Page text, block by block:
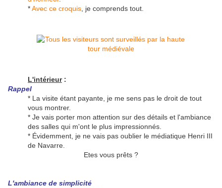
*Avec ce croquis , je comprends tout.
L'intérieur:
Rappel
* La visite étant payante, je me sens pas le droit de tout
vous montrer.
* Je vais porter mon attention sur des détails et l'ambiance
des salles qui m'ont le plus impressionnés.
* Évidemment, je ne vais pas oublier le médiatique Henri III
de Navarre.
Etes vous prêts ?
L'ambiance de simplicité